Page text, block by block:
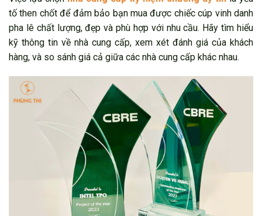
tố then chốt để đảm bảo bạn mua được chiếc cúp vinh danh
pha lê chất lượng, đẹp và phù hợp với nhu cầu. Hãy tìm hiểu
kỹ thông tin về nhà cung cấp, xem xét đánh giá của khách
hàng, và so sánh giá cả giữa các nhà cung cấp khác nhau.